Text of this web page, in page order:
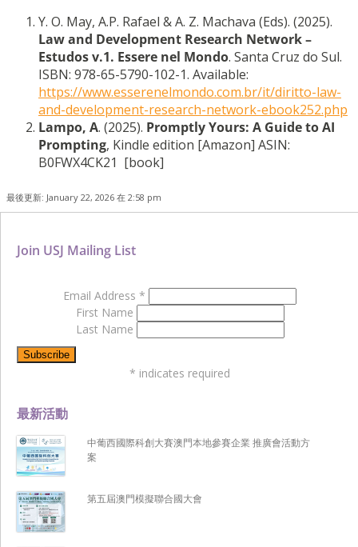
Y. O. May, A.P. Rafael & A. Z. Machava (Eds). (2025).
Law and Development Research Network –
Estudos v.1. Essere nel Mondo. Santa Cruz do Sul.
ISBN: 978-65-5790-102-1. Available:
https://www.esserenelmondo.com.br/it/diritto-law-
and-development-research-network-ebook252.php
Lampo, A. (2025). Promptly Yours: A Guide to AI
Prompting, Kindle edition [Amazon] ASIN:
B0FWX4CK21 [book]
最後更新: January 22, 2026 在 2:58 pm
最新活動
中葡西國際科創大賽澳門本地參賽企業 推廣會活動方
案
第五屆澳門模擬聯合國大會
Join USJ Mailing List
Email Address *
First Name
Last Name
* indicates required